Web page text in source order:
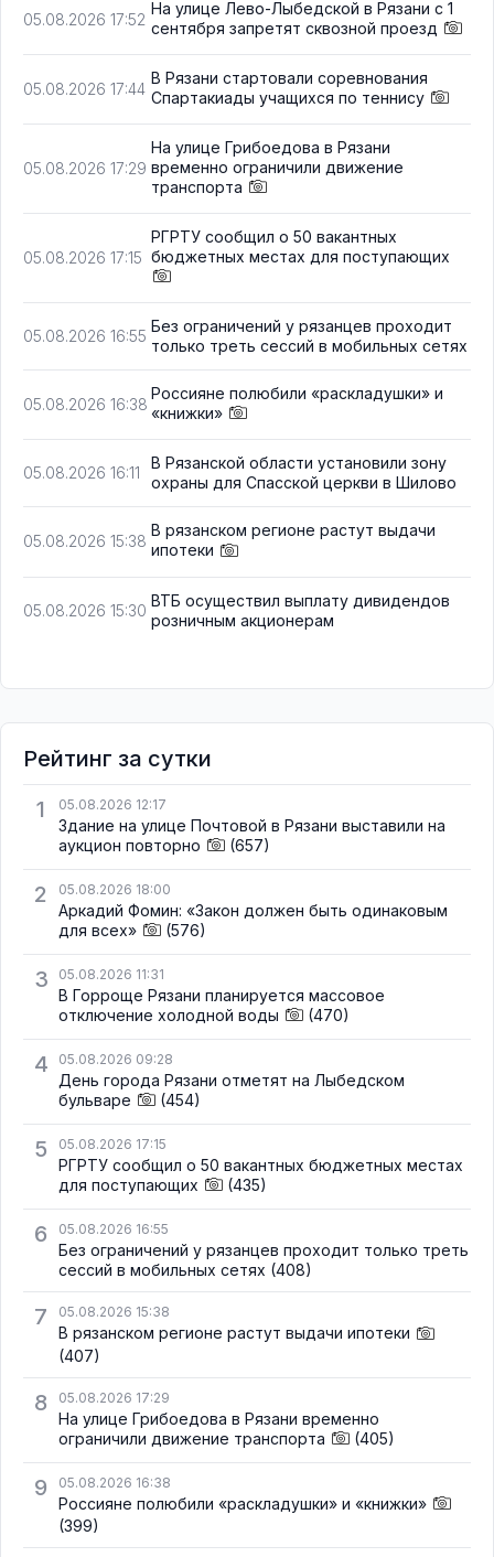
05.08.2026 17:52
На улице Лево-Лыбедской в Рязани с 1
сентября запретят сквозной проезд
05.08.2026 17:44
В Рязани стартовали соревнования
Спартакиады учащихся по теннису
05.08.2026 17:29
На улице Грибоедова в Рязани
временно ограничили движение
транспорта
05.08.2026 17:15
РГРТУ сообщил о 50 вакантных
бюджетных местах для поступающих
05.08.2026 16:55
Без ограничений у рязанцев проходит
только треть сессий в мобильных сетях
05.08.2026 16:38
Россияне полюбили «раскладушки» и
«книжки»
05.08.2026 16:11
В Рязанской области установили зону
охраны для Спасской церкви в Шилово
05.08.2026 15:38
В рязанском регионе растут выдачи
ипотеки
05.08.2026 15:30
ВТБ осуществил выплату дивидендов
розничным акционерам
Рейтинг за сутки
1
05.08.2026 12:17
Здание на улице Почтовой в Рязани выставили на
аукцион повторно
(657)
2 05.08.2026 18:00
Аркадий Фомин: «Закон должен быть одинаковым
для всех»
(576)
3 05.08.2026 11:31
В Горроще Рязани планируется массовое
отключение холодной воды
(470)
4 05.08.2026 09:28
День города Рязани отметят на Лыбедском
бульваре
(454)
5 05.08.2026 17:15
РГРТУ сообщил о 50 вакантных бюджетных местах
для поступающих
(435)
6 05.08.2026 16:55
Без ограничений у рязанцев проходит только треть
сессий в мобильных сетях (408)
7 05.08.2026 15:38
В рязанском регионе растут выдачи ипотеки
(407)
8 05.08.2026 17:29
На улице Грибоедова в Рязани временно
ограничили движение транспорта
(405)
9 05.08.2026 16:38
Россияне полюбили «раскладушки» и «книжки»
(399)